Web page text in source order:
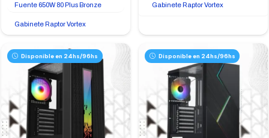
Fuente 650W 80 Plus Bronze
Gabinete Raptor Vortex
Gabinete Raptor Vortex
Disponible en 24hs/96hs Disponible en 24hs/96hs